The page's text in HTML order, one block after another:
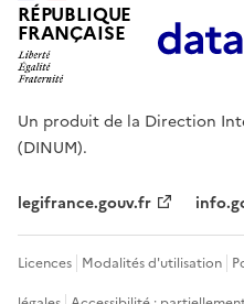
RÉPUBLIQUE
FRANÇAISE
Un produit de la Direction
(DINUM).
legifrance.gouv.fr
Licences Modalités d'utilisation